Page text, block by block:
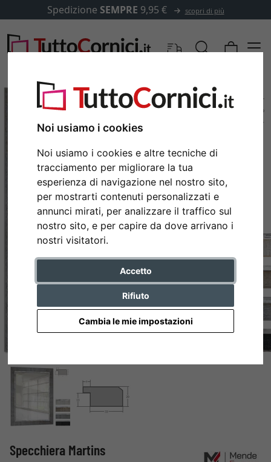
Noi usiamo i cookies
Noi usiamo i cookies e altre tecniche di
tracciamento per migliorare la tua
esperienza di navigazione nel nostro sito,
per mostrarti contenuti personalizzati e
annunci mirati, per analizzare il traffico sul
nostro sito, e per capire da dove arrivano i
nostri visitatori.
Accetto
Rifiuto
Cambia le mie impostazioni
Spedizione SEMPRE 9,95 € scopri di più
Indietro
Specchiera Martins